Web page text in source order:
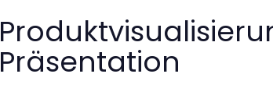
Präsentation